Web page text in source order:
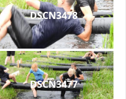
DSCN3478
DSCN3477